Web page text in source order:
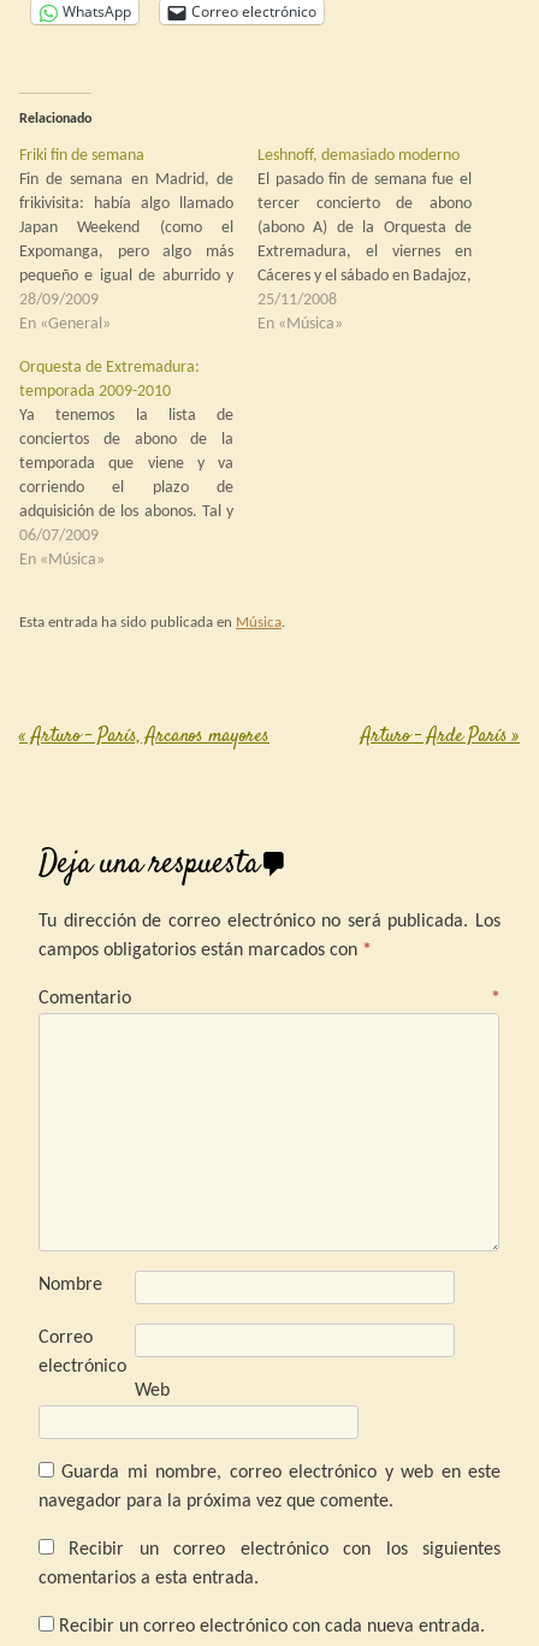
WhatsApp
Correo electrónico
Relacionado
Friki fin de semana
Fin de semana en Madrid, de
frikivisita: había algo llamado
Japan Weekend (como el
Expomanga, pero algo más
pequeño e igual de aburrido y
lleno de gente) y Menxar y yo
nos dejamos caer por allí para
Había series a muy buen precio
y no…
28/09/2009
En «General»
Leshnoff, demasiado moderno
El pasado fin de semana fue el
tercer concierto de abono
(abono A) de la Orquesta de
Extremadura, el viernes en
Cáceres y el sábado en Badajoz,
bajo la batuta de Anne
Manson. En el programa, la
25/11/2008
En «Música»
Orquesta de Extremadura:
temporada 2009-2010
Ya tenemos la lista de
conciertos de abono de la
temporada que viene y va
corriendo el plazo de
adquisición de los abonos. Tal y
como viene en la página de la
Orquesta de Extremadura, se
Badajoz…
06/07/2009
En «Música»
Esta entrada ha sido publicada en Música.
Post navigation
«Arturo – París, Arcanos mayores Arturo – Arde París»
Deja una respuesta
Tu dirección de correo electrónico no será publicada. Los
campos obligatorios están marcados con *
Comentario *
Nombre
Correo
electrónico
Web
Guarda mi nombre, correo electrónico y web en este
navegador para la próxima vez que comente.
Recibir un correo electrónico con los siguientes
comentarios a esta entrada.
Recibir un correo electrónico con cada nueva entrada.